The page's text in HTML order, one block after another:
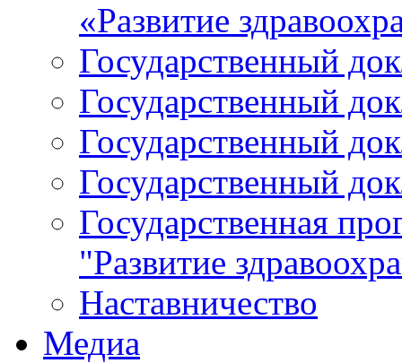
«Развитие
Государственный
Государственный
Государственный
Государственный
Государственная
"Развитие
Наставничество
Медиа